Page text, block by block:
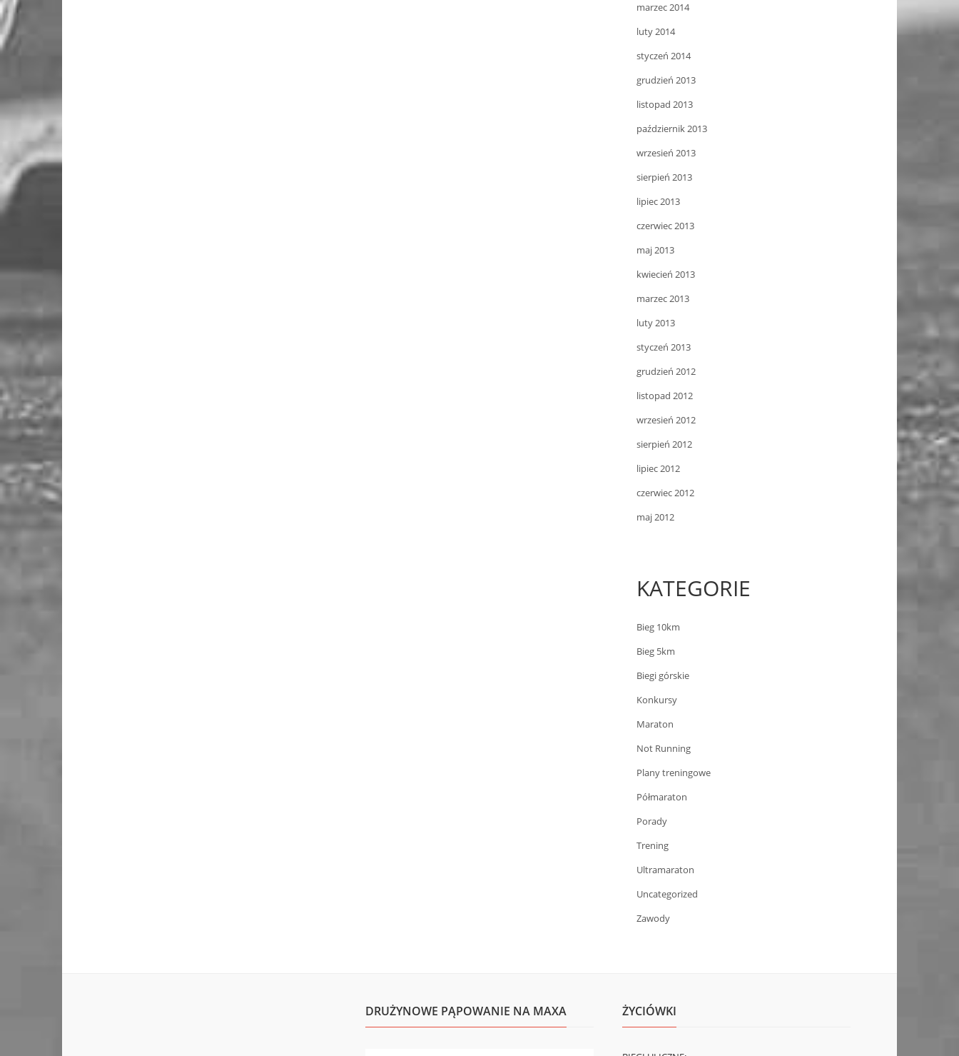
marzec 2014
luty 2014
styczeń 2014
grudzień 2013
listopad 2013
październik 2013
wrzesień 2013
sierpień 2013
lipiec 2013
czerwiec 2013
maj 2013
kwiecień 2013
marzec 2013
luty 2013
styczeń 2013
grudzień 2012
listopad 2012
wrzesień 2012
sierpień 2012
lipiec 2012
czerwiec 2012
maj 2012
KATEGORIE
Bieg 10km
Bieg 5km
Biegi górskie
Konkursy
Maraton
Not Running
Plany treningowe
Półmaraton
Porady
Trening
Ultramaraton
Uncategorized
Zawody
DRUŻYNOWE PĄPOWANIE NA MAXA ŻYCIÓWKI